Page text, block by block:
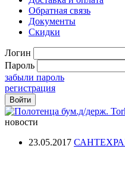
Обратная связь
Документы
Скидки
Логин
Пароль
забыли пароль
регистрация
новости
23.05.2017